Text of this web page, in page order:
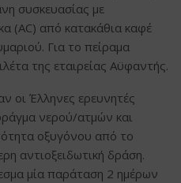
συσκευασίας με
(AC) από κατακάθια καφέ
Για το πείραμα
της εταιρείας Αϋφαντής.
οι Έλληνες ερευνητές
νερού/ατμών και
οξυγόνου από το
αντιοξειδωτική δράση.
μία παράταση 2 ημέρων